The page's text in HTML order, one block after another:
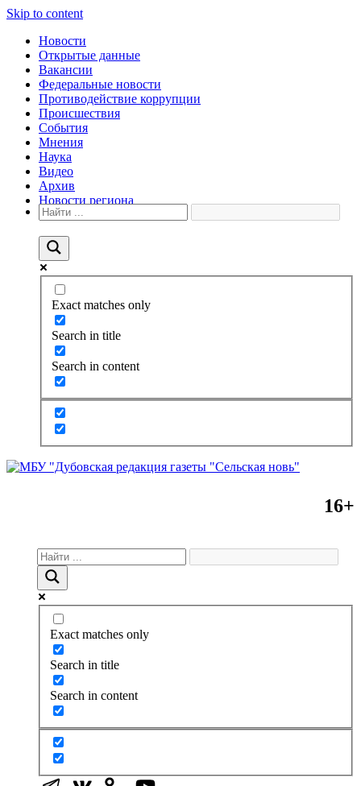
Skip to content
Новости
Открытые данные
Вакансии
Федеральные новости
Противодействие коррупции
Происшествия
События
Мнения
Наука
Видео
Архив
Новости региона
Exact matches only
Search in title
Search in content
16+
Exact matches only
Search in title
Search in content